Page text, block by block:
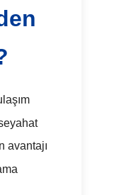
avantajı